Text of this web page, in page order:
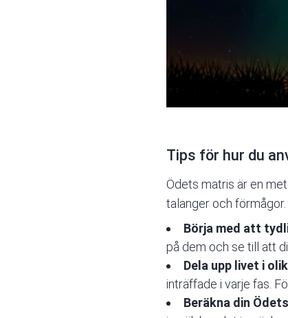
Tips för hur du
Ödets matris är en
talanger och
Börja med att
på dem och se till att
Dela upp livet i
inträffade i varje fas.
Beräkna din